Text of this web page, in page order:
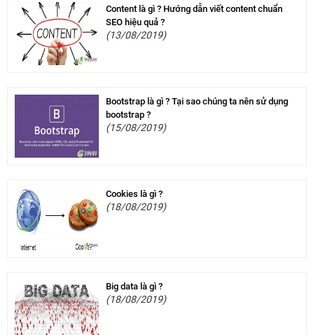
Content là gì ? Hướng dẫn viết content chuẩn
SEO hiệu quả ?
(13/08/2019)
Bootstrap là gì ? Tại sao chúng ta nên sử dụng
bootstrap ?
(15/08/2019)
Cookies là gì ?
(18/08/2019)
Big data là gì ?
(18/08/2019)